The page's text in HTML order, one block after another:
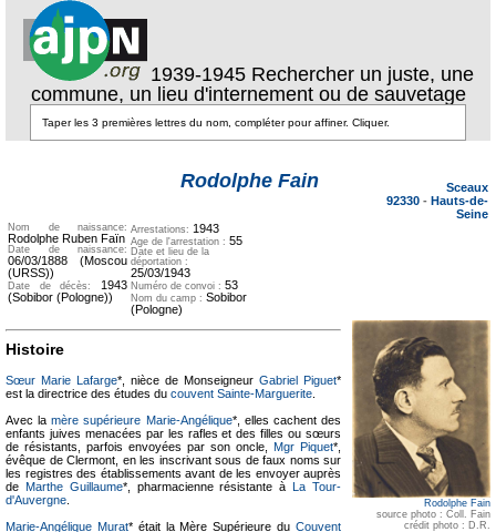
1939-1945 Rechercher un juste, une
commune, un lieu d'internement ou de sauvetage
Rodolphe Fain
Sceaux
92330 - Hauts-de-
Seine
Nom de naissance:
Rodolphe Ruben Faïn
Date de naissance:
06/03/1888 (Moscou
(URSS))
Date de décès: 1943
(Sobibor (Pologne))
Arrestations: 1943
Age de l'arrestation : 55
Date et lieu de la
déportation :
25/03/1943
Numéro de convoi : 53
Nom du camp : Sobibor
(Pologne)
Rodolphe Fain
source photo : Coll. Fain
crédit photo : D.R.
Histoire
Sœur Marie Lafarge*, nièce de Monseigneur Gabriel Piguet*
est la directrice des études du couvent Sainte-Marguerite
Avec lamère supérieure Marie-Angélique*, elles cachent des
enfants juives menacées par les rafles et des filles ou sœurs
de résistants, parfois envoyées par son oncle, Mgr Piquet*,
évêque de Clermont, en les inscrivant sous de faux noms sur
les registres des établissements avant de les envoyer auprès
de Marthe Guillaume*, pharmacienne résistante àLa Tour-
d'Auvergne
Marie-Angélique Murat* était la Mère Supérieure duCouvent